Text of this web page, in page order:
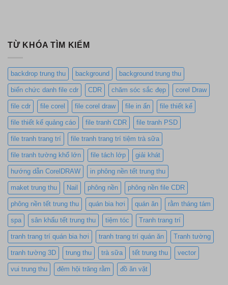
TỪ KHÓA TÌM KIẾM
backdrop trung thu background background trung thu
biển chức danh file cdr CDR chăm sóc sắc đẹp corel Draw
file cdr file corel file corel draw file in ấn file thiết kế
file thiết kế quảng cáo file tranh CDR file tranh PSD
file tranh trang trí file tranh trang trí tiệm trà sữa
file tranh tường khổ lớn file tách lớp giải khát
hướng dẫn CorelDRAW in phông nền tết trung thu
maket trung thu Nail phông nền phông nền file CDR
phông nền tết trung thu quán bia hơi quán ăn rằm tháng tám
spa sân khấu tết trung thu tiệm tóc Tranh trang trí
tranh trang trí quán bia hơi tranh trang trí quán ăn Tranh tường
tranh tường 3D trung thu trà sữa tết trung thu vector
vui trung thu đêm hội trăng rằm đồ ăn vặt